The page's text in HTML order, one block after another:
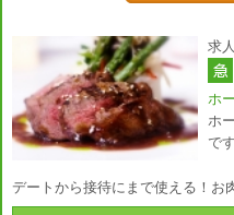
求
ホ
ホ
です
デートから接待にまで使える！お